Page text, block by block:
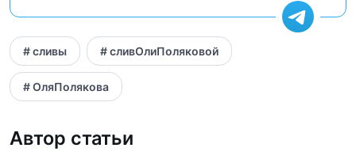
# сливы # сливОлиПоляковой
# ОляПолякова
Автор статьи